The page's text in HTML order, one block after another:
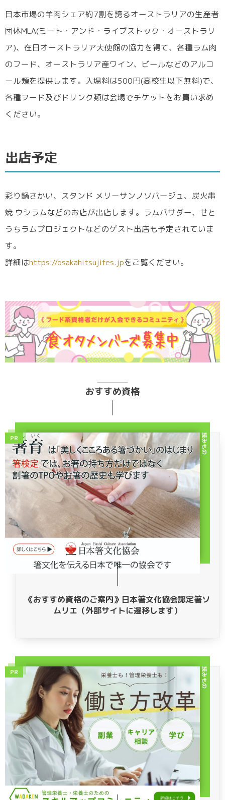
日本市場の羊肉シェア約7割を誇るオーストラリアの生産者
団体MLA(ミート・アンド・ライブストック・オーストラリ
ア)、在日オーストラリア大使館の協力を得て、各種ラム肉
のフード、オーストラリア産ワイン、ビールなどのアルコ
ール類を提供します。入場料は500円(高校生以下無料)で、
各種フード及びドリンク類は会場でチケットをお買い求め
ください。
出店予定
彩り鍋さかい、スタンド メリーサンノソバージュ、炭火串
焼 ウシラムなどのお店が出店します。ラムバサダー、せと
うちラムプロジェクトなどのゲスト出店も予定されていま
す。
詳細はhttps://osakahitsujifes.jpをご覧ください。
おすすめ資格
読みもの
《おすすめ資格のご案内》日本箸文化協会認定箸ソ
ムリエ（外部サイトに遷移します）
PR
読みもの
PR